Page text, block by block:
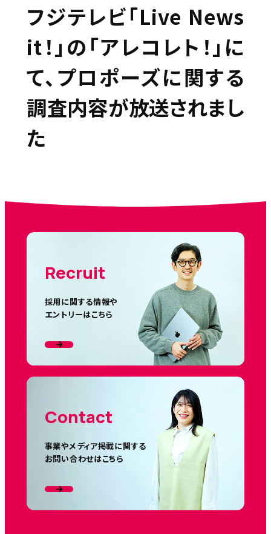
フジテレビ「Live News
it！」の「アレコレト！」に
て、プロポーズに関する
調査内容が放送されまし
た
Recruit
採用に関する情報や
エントリーはこちら
Contact
事業やメディア掲載に関する
お問い合わせはこちら